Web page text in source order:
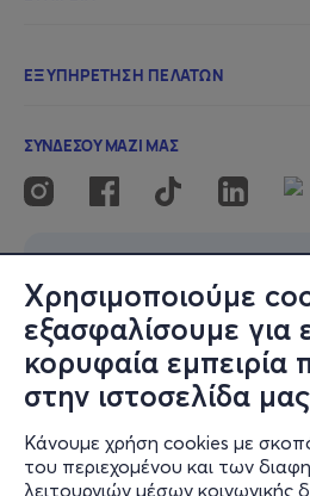
Χρησιμοποιούμε
εξασφαλίσουμε για
κορυφαία εμπειρία
στην ιστοσελίδα
Κάνουμε χρήση cookies με
του περιεχομένου και των
λειτουργιών μέσων κοινωνικής